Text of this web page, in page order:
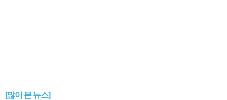
[많이 본 뉴스]